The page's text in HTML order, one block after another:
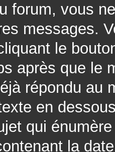
forum, vous
messages.
le
après que le
répondu au
en
qui
la